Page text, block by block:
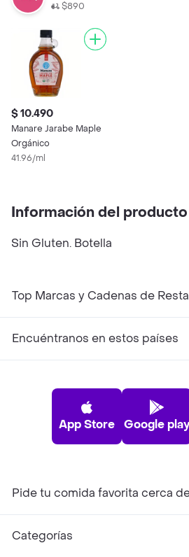
$890
$ 10.490
Manare Jarabe Maple
Orgánico
41.96/ml
Información del producto
Sin Gluten. Botella
Top Marcas y Cadenas de
Encuéntranos en estos países
App Store Google play
Pide tu comida favorita cerca
Categorías